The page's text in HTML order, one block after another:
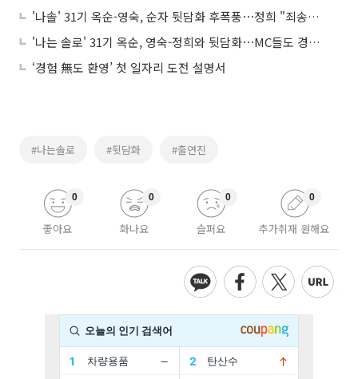
'나솔' 31기 옥순-영숙, 순자 뒷담화 후폭풍⋯정희 "죄송하다" 사과에도 비난
'나는 솔로' 31기 옥순, 영숙-정희와 뒷담화⋯MC들도 경악 "순자에게 당장 사과해"
‘경험 無도 환영’ 첫 일자리 도전 설명서
#나는솔로 #뒷담화 #출연진
좋아요
0
화나요
0
슬퍼요
0
추가취재 원해요
0